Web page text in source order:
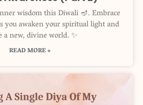
wisdom this Diwali 🪔. Embrace
you awaken your spiritual light and
a new, divine world. ✨
READ MORE »